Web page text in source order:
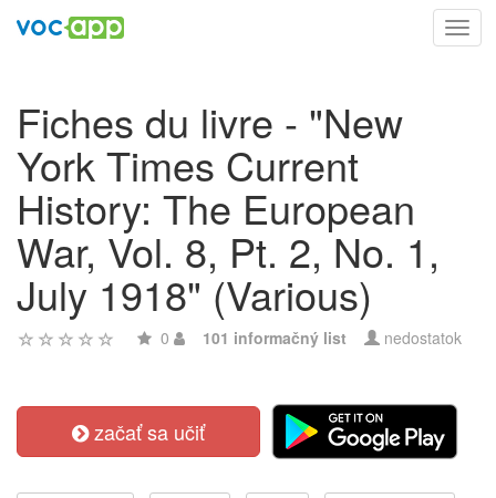
Fiches du livre - "New
York Times Current
History: The European
War, Vol. 8, Pt. 2, No. 1,
July 1918" (Various)
0 101 informačný list nedostatok
začať sa učiť